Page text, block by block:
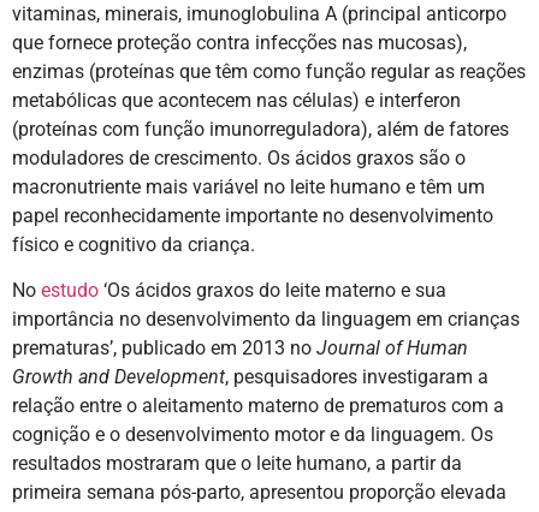
vitaminas, minerais, imunoglobulina A (principal anticorpo
que fornece proteção contra infecções nas mucosas),
enzimas (proteínas que têm como função regular as reações
metabólicas que acontecem nas células) e interferon
(proteínas com função imunorreguladora), além de fatores
moduladores de crescimento. Os ácidos graxos são o
macronutriente mais variável no leite humano e têm um
papel reconhecidamente importante no desenvolvimento
físico e cognitivo da criança.
No estudo ‘Os ácidos graxos do leite materno e sua
importância no desenvolvimento da linguagem em crianças
prematuras’, publicado em 2013 no Journal of Human
Growth and Development, pesquisadores investigaram a
relação entre o aleitamento materno de prematuros com a
cognição e o desenvolvimento motor e da linguagem. Os
resultados mostraram que o leite humano, a partir da
primeira semana pós-parto, apresentou proporção elevada